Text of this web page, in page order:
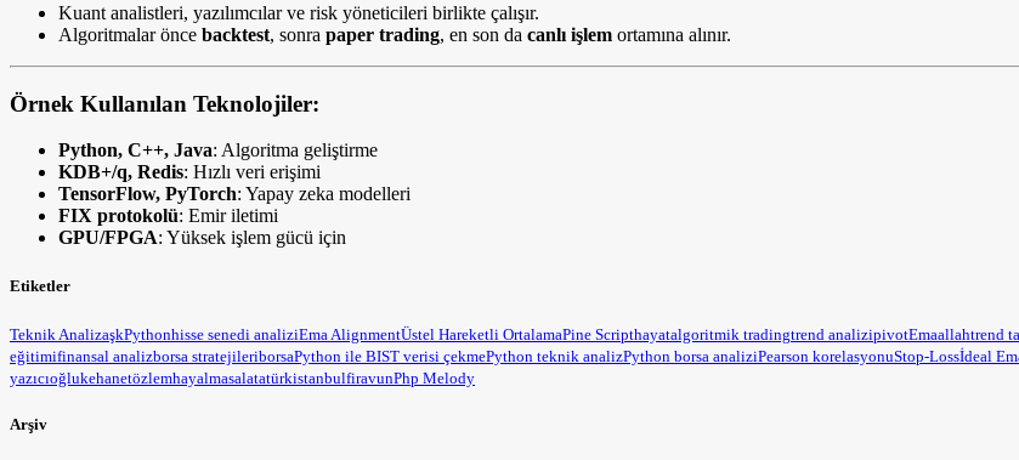
Kuant analistleri, yazılımcılar ve risk yöneticileri birlikte çalışır.
Algoritmalar önce backtest, sonra paper trading, en son da canlı işlem ortamına alınır.
Örnek Kullanılan Teknolojiler:
Python, C++, Java: Algoritma geliştirme
KDB+/q, Redis: Hızlı veri erişimi
TensorFlow, PyTorch: Yapay zeka modelleri
FIX protokolü: Emir iletimi
GPU/FPGA: Yüksek işlem gücü için
Etiketler
Teknik AnalizaşkPythonhisse senedi analiziEma AlignmentÜstel Hareketli OrtalamaPine Scripthayatalgoritmik tradingtrend analizipivotEmaallahtrend
eğitimifinansal analizborsa stratejileriborsaPython ile BIST verisi çekmePython teknik analizPython borsa analiziPearson korelasyonuStop-Lossİdeal
yazıcıoğlukehanetözlemhayalmasalatatürkistanbulfiravunPhp Melody
Arşiv